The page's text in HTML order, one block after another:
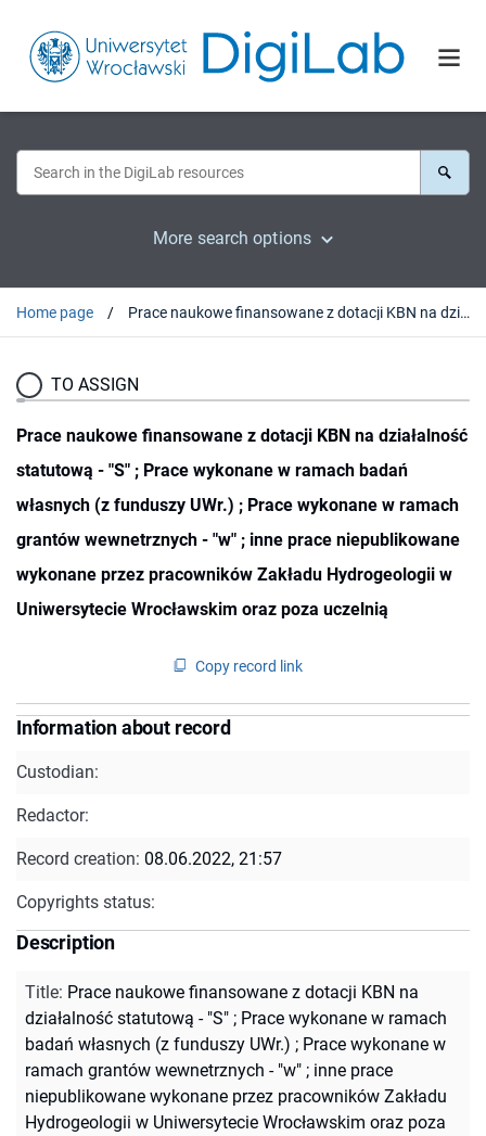
More search options
Home page Prace naukowe finansowane z dotacji KBN na działalność statutową - "S" ; Prace wykonane w ramach badań własnych (z funduszy UWr.) ; Prace wykonane w ramach grantów wewnetrznych - "w" ; inne prace niepublikowane wykonane przez pracowników Zakładu Hydrogeologii w Uniwersytecie Wrocławskim oraz poza uczelnią
TO ASSIGN
Prace naukowe finansowane z dotacji KBN na działalność
statutową - "S" ; Prace wykonane w ramach badań
własnych (z funduszy UWr.) ; Prace wykonane w ramach
grantów wewnetrznych - "w" ; inne prace niepublikowane
wykonane przez pracowników Zakładu Hydrogeologii w
Uniwersytecie Wrocławskim oraz poza uczelnią
Copy record link
Information about record
Custodian:
Redactor:
Record creation: 08.06.2022, 21:57
Copyrights status:
Description
Title: Prace naukowe finansowane z dotacji KBN na
działalność statutową - "S" ; Prace wykonane w ramach
badań własnych (z funduszy UWr.) ; Prace wykonane w
ramach grantów wewnetrznych - "w" ; inne prace
niepublikowane wykonane przez pracowników Zakładu
Hydrogeologii w Uniwersytecie Wrocławskim oraz poza